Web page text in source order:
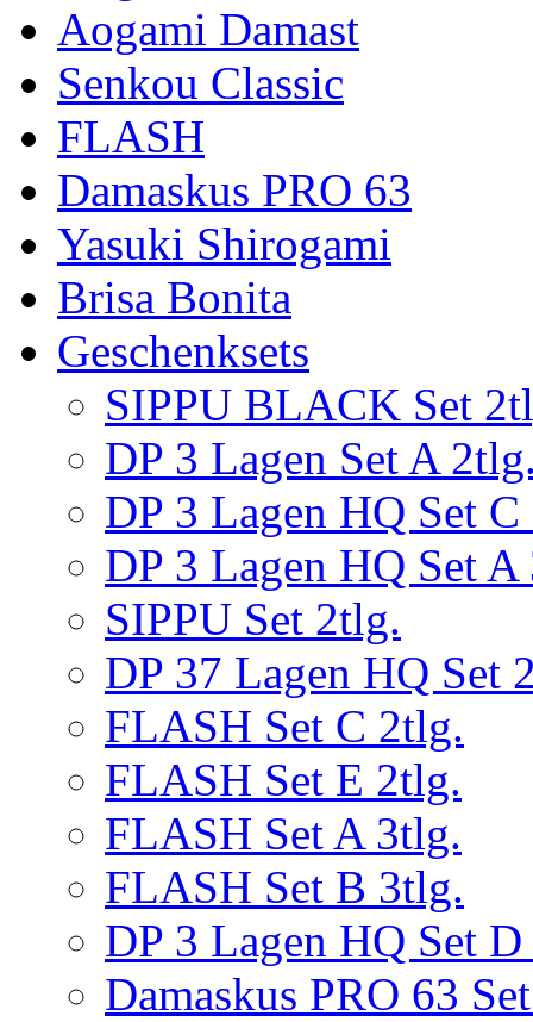
Aogami Damast
Senkou Classic
FLASH
Damaskus PRO 63
Yasuki Shirogami
Brisa Bonita
Geschenksets
SIPPU BLACK Set
DP 3 Lagen Set A
DP 3 Lagen HQ Set
DP 3 Lagen HQ Set
SIPPU Set 2tlg.
DP 37 Lagen HQ Set
FLASH Set C 2tlg.
FLASH Set E 2tlg.
FLASH Set A 3tlg.
FLASH Set B 3tlg.
DP 3 Lagen HQ Set
Damaskus PRO 63